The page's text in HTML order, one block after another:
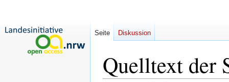
Quelltext der
Seite Diskussion